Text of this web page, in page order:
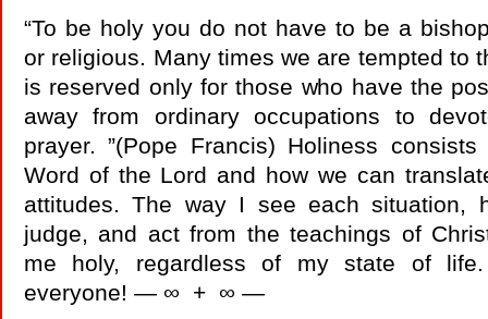
“To be holy you do not have to be a
or religious. Many times we are tempted to
is reserved only for those who have the
away from ordinary occupations to
prayer. ”(Pope Francis) Holiness
Word of the Lord and how we can
attitudes. The way I see each situation,
judge, and act from the teachings of
me holy, regardless of my state of
everyone! — ∞ + ∞ —